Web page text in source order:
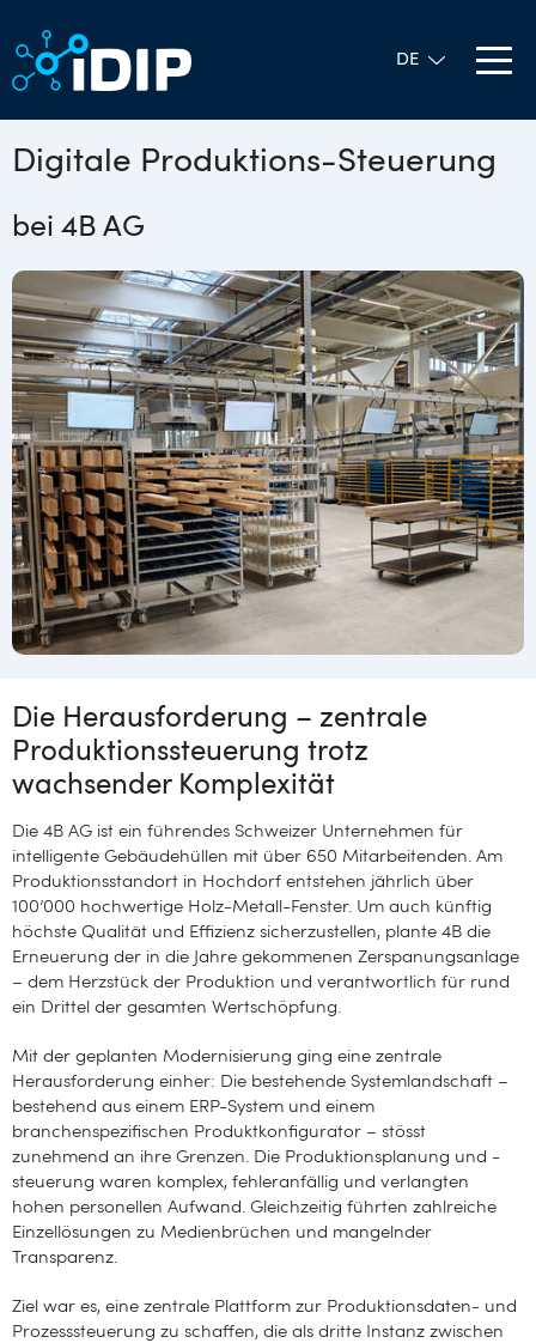
Digitale Produktions-Steuerung
bei 4B AG
Die Herausforderung – zentrale
Produktionssteuerung trotz
wachsender Komplexität
Die 4B AG ist ein führendes Schweizer Unternehmen für
intelligente Gebäudehüllen mit über 650 Mitarbeitenden. Am
Produktionsstandort in Hochdorf entstehen jährlich über
100’000 hochwertige Holz-Metall-Fenster. Um auch künftig
höchste Qualität und Effizienz sicherzustellen, plante 4B die
Erneuerung der in die Jahre gekommenen Zerspanungsanlage
– dem Herzstück der Produktion und verantwortlich für rund
ein Drittel der gesamten Wertschöpfung.
Mit der geplanten Modernisierung ging eine zentrale
Herausforderung einher: Die bestehende Systemlandschaft –
bestehend aus einem ERP-System und einem
branchenspezifischen Produktkonfigurator – stösst
zunehmend an ihre Grenzen. Die Produktionsplanung und -
steuerung waren komplex, fehleranfällig und verlangten
hohen personellen Aufwand. Gleichzeitig führten zahlreiche
Einzellösungen zu Medienbrüchen und mangelnder
Transparenz.
Ziel war es, eine zentrale Plattform zur Produktionsdaten- und
Prozesssteuerung zu schaffen, die als dritte Instanz zwischen